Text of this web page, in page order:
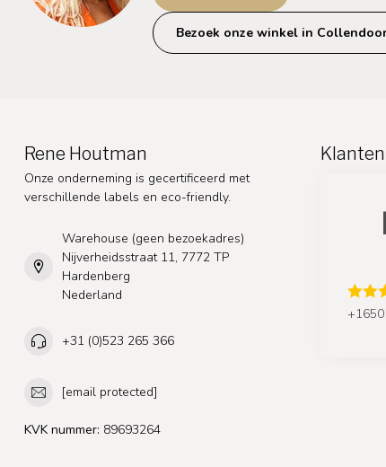
Bezoek onze winkel in
Rene Houtman
Onze onderneming is gecertificeerd met
verschillende labels en eco-friendly.
Warehouse (geen bezoekadres)
Nijverheidsstraat 11, 7772 TP
Hardenberg
Nederland
+31 (0)523 265 366
[email protected]
KVK nummer: 89693264